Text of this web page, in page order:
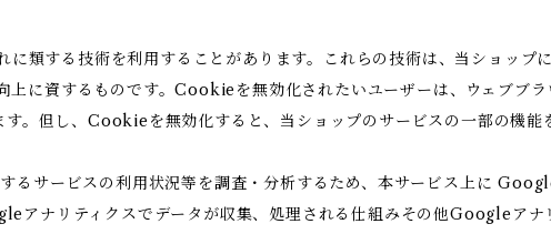
類する技術を利用することがあります。これらの技術は、当ショップ
上に資するものです。Cookieを無効化されたいユーザーは、ウェブブラ
。但し、Cookieを無効化すると、当ショップのサービスの一部の機能
るサービスの利用状況等を調査・分析するため、本サービス上に
アナリティクスでデータが収集、処理される仕組みその他Googleアナ